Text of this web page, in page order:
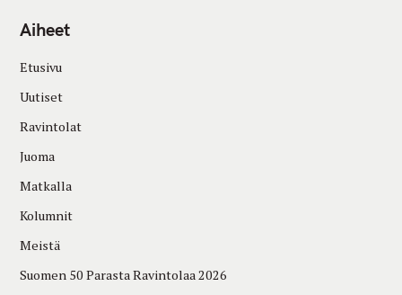
Aiheet
Etusivu
Uutiset
Ravintolat
Juoma
Matkalla
Kolumnit
Meistä
Suomen 50 Parasta Ravintolaa 2026